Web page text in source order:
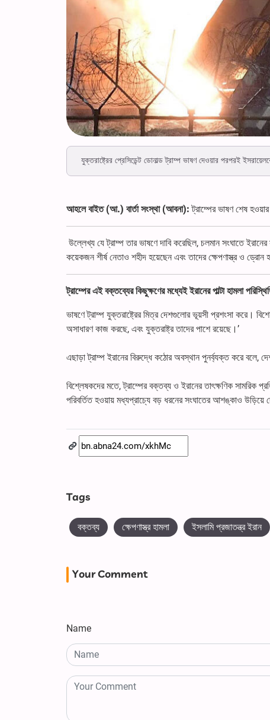
যুক্তরাষ্ট্রের প্রেসিডেন্ট ডোনাল্ড ট্রাম্প ভাষণ দেওয়ার পরপরই
আহলে বাইত (আ.) বার্তা সংস্থা (আবনা): ট্রাম্পের ভাষণ শেষ
উল্লেখ্য যে ট্রাম্প তার ভাষণে দাবি করেছিল, চলমান সংঘাতে
কয়েকজন শীর্ষ নেতাও শহীদ হয়েছেন এবং তাদের ক্ষেপণাস্ত্র ও
ট্রাম্পের এই বক্তব্যের কিছুক্ষণের মধ্যেই ইরানের পাল্টা হামলা
ভাষণে ট্রাম্প যুক্তরাষ্ট্রের মিত্র দেশগুলোর ভূয়সী প্রশংসা করে।
অসাধারণ কাজ করছে, এবং যুক্তরাষ্ট্র তাদের পাশে রয়েছে।’
এছাড়া ট্রাম্প ইরানের বিরুদ্ধে কঠোর অবস্থান পুনর্ব্যক্ত করে বলে,
বিশ্লেষকদের মতে, ট্রাম্পের বক্তব্য ও ইরানের তাৎক্ষণিক সামরিক
পরিবর্তিত হওয়ায় মধ্যপ্রাচ্যে বড় ধরনের সংঘাতের আশঙ্কাও উড়িয়ে
Tags
বক্তব্য ক্ষেপণাস্ত্র হামলা ইসলামি প্রজাতন্ত্র ইরান
Your Comment
Name